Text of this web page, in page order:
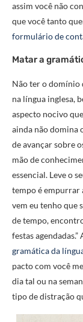
assim você não
que você tanto
formulário de
Matar a
Não ter o domínio
na língua inglesa,
aspecto nocivo
ainda não domina
de avançar sobre
mão de
essencial. Leve o
tempo é empurrar
vem eu tenho que
de tempo,
festas
gramática da
pacto com você
dia tal ou na
tipo de distração